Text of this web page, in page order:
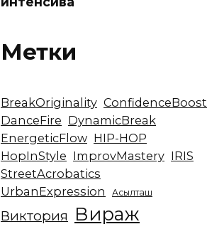
Метки
BreakOriginality ConfidenceBoost
DanceFire DynamicBreak
EnergeticFlow HIP-HOP
HopInStyle ImprovMastery IRIS
StreetAcrobatics
UrbanExpression
Асылташ
Виктория Вираж